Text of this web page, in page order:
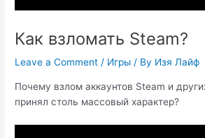
Как взломать Steam?
Leave a Comment / Игры / By Изя Лайф
Почему взлом аккаунтов Steam и
принял столь массовый характер?